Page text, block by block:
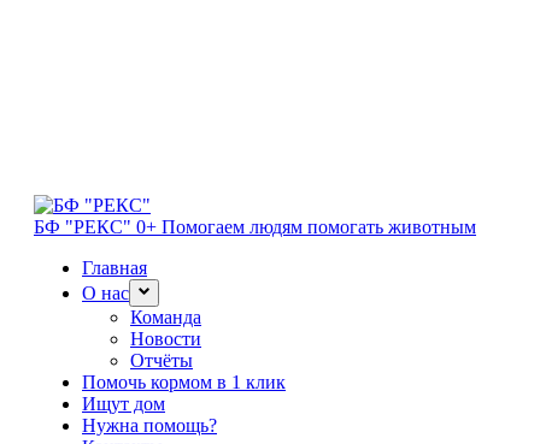
БФ "РЕКС" 0+ Помогаем людям помогать животным
Главная
О нас
Команда
Новости
Отчёты
Помочь кормом в 1 клик
Ищут дом
Нужна помощь?